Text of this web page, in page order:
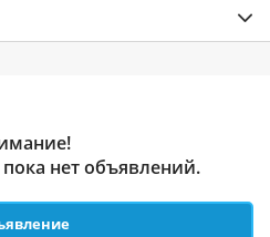
нет объявлений.